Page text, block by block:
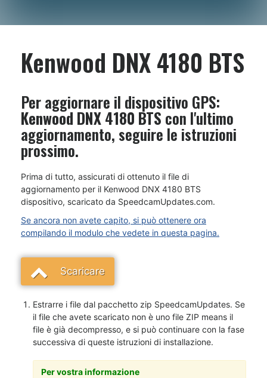
Kenwood DNX 4180 BTS
Per aggiornare il dispositivo GPS:
Kenwood DNX 4180 BTS con l'ultimo
aggiornamento, seguire le istruzioni
prossimo.
Prima di tutto, assicurati di ottenuto il file di
aggiornamento per il Kenwood DNX 4180 BTS
dispositivo, scaricato da SpeedcamUpdates.com.
Se ancora non avete capito, si può ottenere ora
compilando il modulo che vedete in questa pagina.
Scaricare
Estrarre i file dal pacchetto zip SpeedcamUpdates. Se
il file che avete scaricato non è uno file ZIP means il
file è già decompresso, e si può continuare con la fase
successiva di queste istruzioni di installazione.
Per vostra informazione